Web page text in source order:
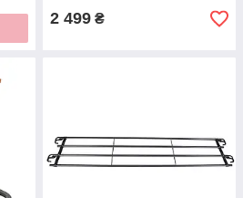
2 499 ₴